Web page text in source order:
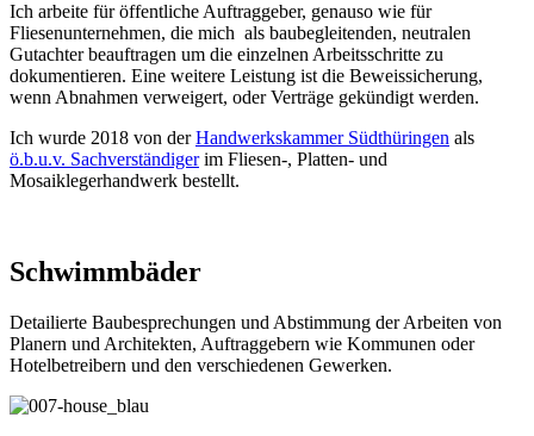
Ich arbeite für öffentliche Auftraggeber, genauso wie für
Fliesenunternehmen, die mich als baubegleitenden, neutralen
Gutachter beauftragen um die einzelnen Arbeitsschritte zu
dokumentieren. Eine weitere Leistung ist die Beweissicherung,
wenn Abnahmen verweigert, oder Verträge gekündigt werden.
Ich wurde 2018 von derHandwerkskammer Südthüringen als
ö.b.u.v. Sachverständigerim Fliesen-, Platten- und
Mosaiklegerhandwerk bestellt.
Schwimmbäder
Detailierte Baubesprechungen und Abstimmung der Arbeiten von
Planern und Architekten, Auftraggebern wie Kommunen oder
Hotelbetreibern und den verschiedenen Gewerken.